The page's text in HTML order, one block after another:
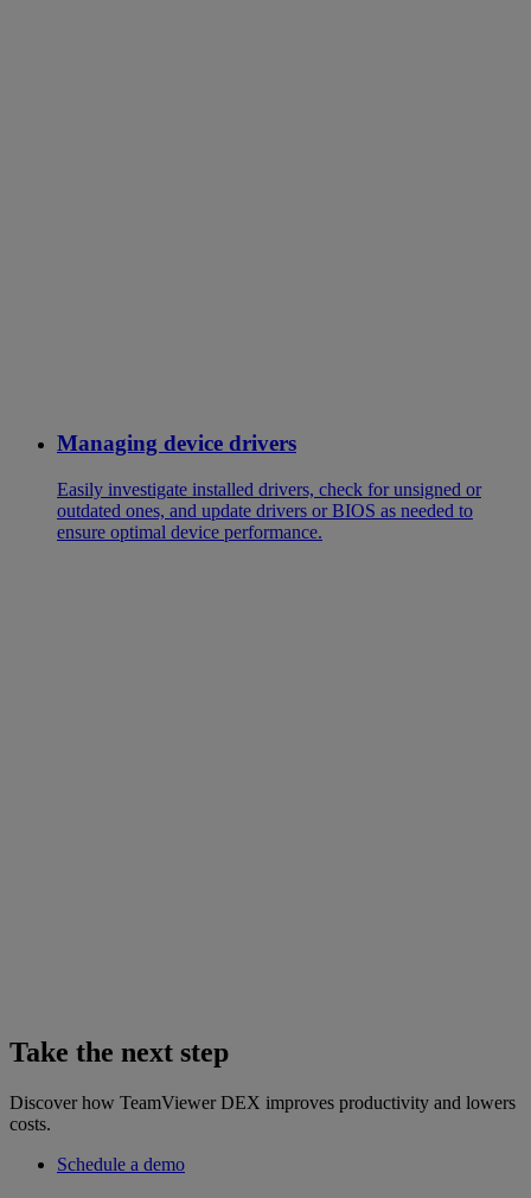
Managing device drivers
Easily investigate installed drivers, check for unsigned or
outdated ones, and update drivers or BIOS as needed to
ensure optimal device performance.
Take the next step
Discover how TeamViewer DEX improves productivity and lowers
costs.
Schedule a demo